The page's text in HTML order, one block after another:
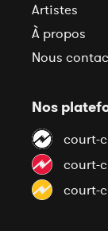
Artistes
À propos
Nous
Nos
court-
court-
court-